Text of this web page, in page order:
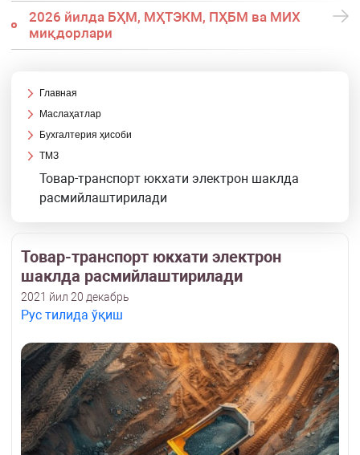
2026 йилда БҲМ, МҲТЭКМ, ПҲБМ ва МИХ
миқдорлари
Главная
Маслаҳатлар
Бухгалтерия ҳисоби
ТМЗ
Товар-транспорт юкхати электрон шаклда
расмийлаштирилади
Товар-транспорт юкхати электрон
шаклда расмийлаштирилади
2021 йил 20 декабрь
Рус тилида ўқиш